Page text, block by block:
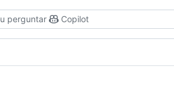
perguntar Copilot